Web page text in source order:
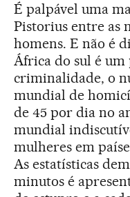
É palpável uma
Pistorius entre as
homens. E não é
África do sul é
criminalidade, o
mundial de
de 45 por dia no
mundial
mulheres em
As estatísticas
minutos é